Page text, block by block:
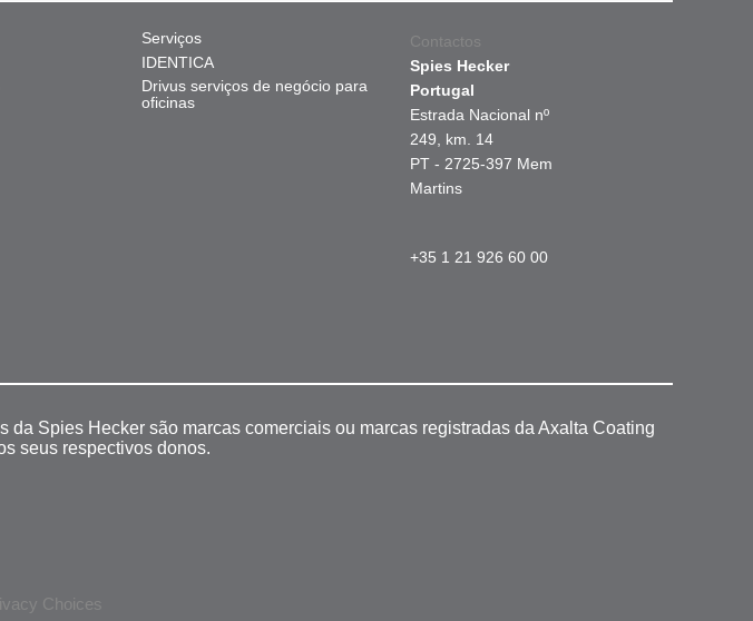
Serviços
IDENTICA
Drivus serviços de negócio para
oficinas
Contactos
Spies Hecker
Portugal
Estrada Nacional nº
249, km. 14
PT - 2725-397 Mem
Martins
+35 1 21 926 60 00
Spies Hecker são marcas comerciais ou marcas registradas da Axalta Coating
seus respectivos donos.
Choices